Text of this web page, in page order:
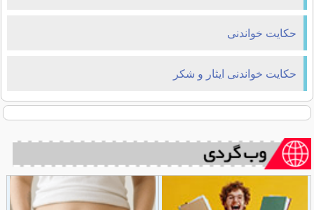
حکایت خواندنی
حکایت خواندنی ایثار و شکر